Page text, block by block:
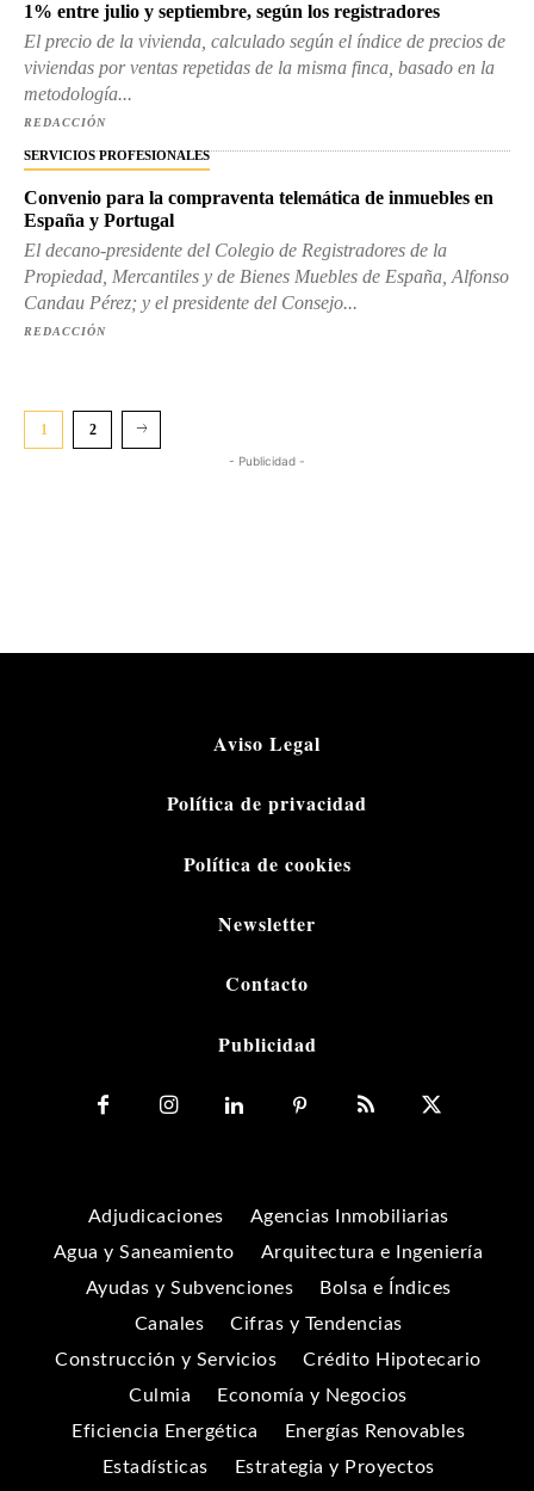
1% entre julio y septiembre, según los registradores
El precio de la vivienda, calculado según el índice de precios de
viviendas por ventas repetidas de la misma finca, basado en la
metodología...
REDACCIÓN
SERVICIOS PROFESIONALES
Convenio para la compraventa telemática de inmuebles en
España y Portugal
El decano-presidente del Colegio de Registradores de la
Propiedad, Mercantiles y de Bienes Muebles de España, Alfonso
Candau Pérez; y el presidente del Consejo...
REDACCIÓN
1 2
- Publicidad -
Aviso Legal
Política de privacidad
Política de cookies
Newsletter
Contacto
Publicidad
Adjudicaciones
Agencias Inmobiliarias
Agua y Saneamiento
Arquitectura e Ingeniería
Ayudas y Subvenciones
Bolsa e Índices
Canales
Cifras y Tendencias
Construcción y Servicios
Crédito Hipotecario
Culmia
Economía y Negocios
Eficiencia Energética
Energías Renovables
Estadísticas
Estrategia y Proyectos